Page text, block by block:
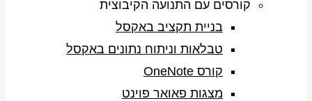
קורסים עם התנועה הקיבוצית
בניית תקציב באקסל
טבלאות וניתוח נתונים באקסל
קורס OneNote
מצגות פאואר פוינט